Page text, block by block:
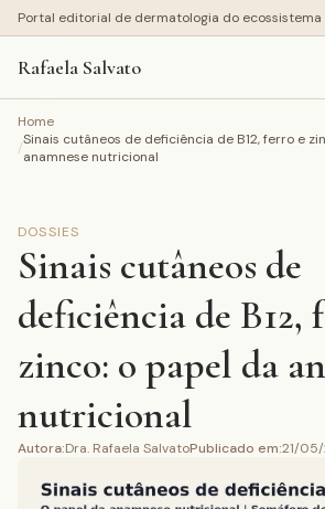
Portal editorial de dermatologia do ecossistema
Rafaela Salvato
Home
/Sinais cutâneos de deficiência de B12, ferro e
anamnese nutricional
DOSSIES
Sinais cutâneos de
deficiência de B12,
zinco: o papel da
nutricional
Autora:Dra. Rafaela SalvatoPublicado em:21/